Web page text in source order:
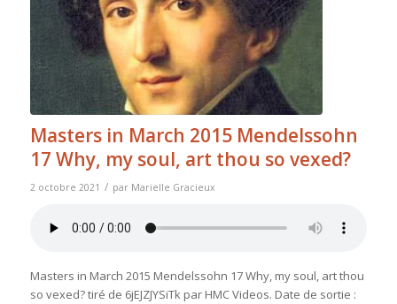
Masters in March 2015 Mendelssohn
17 Why, my soul, art thou so vexed?
2 octobre 2021 / par Marielle Gracieux
Masters in March 2015 Mendelssohn 17 Why, my soul, art thou
so vexed?tiré de 6jEJZJYSiTkpar HMC Videos. Date de sortie :